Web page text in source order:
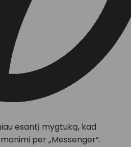
esantį mygtuką, kad
per „Messenger“.